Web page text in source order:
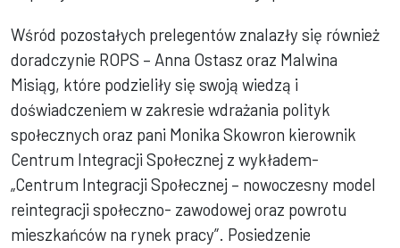
Wśród pozostałych prelegentów znalazły się również
doradczynie ROPS – Anna Ostasz oraz Malwina
Misiąg, które podzieliły się swoją wiedzą i
doświadczeniem w zakresie wdrażania polityk
społecznych oraz pani Monika Skowron kierownik
Centrum Integracji Społecznej z wykładem-
„Centrum Integracji Społecznej – nowoczesny model
reintegracji społeczno- zawodowej oraz powrotu
mieszkańców na rynek pracy”. Posiedzenie